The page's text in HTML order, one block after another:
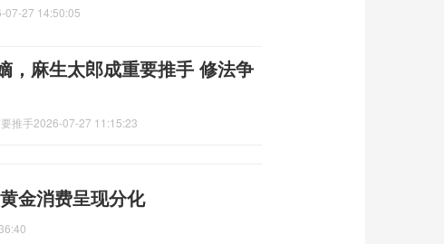
07-27 14:50:05
，麻生太郎成重要推手 修法争
推手2026-07-27 11:15:23
金消费呈现分化